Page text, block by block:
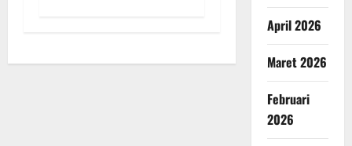
April 2026
Maret 2026
Februari
2026